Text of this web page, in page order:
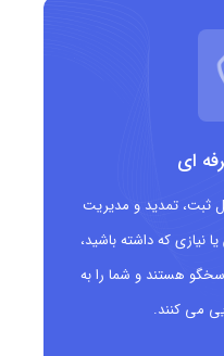
زندگی
خانه و خانواده
ای
ثبت، تمدید و مدیریت
که داشته باشید،
هستند و شما را به
می کنند.